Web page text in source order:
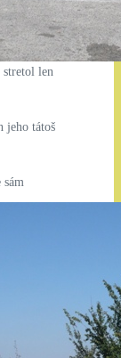
len
jeho tátoš